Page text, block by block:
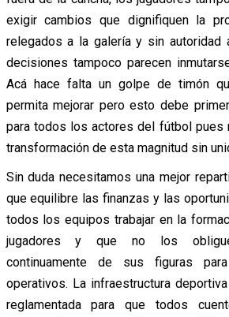
exigir cambios que dignifiquen la
relegados a la galería y sin autoridad
decisiones tampoco parecen
Acá hace falta un golpe de timón
permita mejorar pero esto debe
para todos los actores del fútbol pues
transformación de esta magnitud sin
Sin duda necesitamos una mejor
que equilibre las finanzas y las
todos los equipos trabajar en la
jugadores y que no los
continuamente de sus figuras
operativos. La infraestructura
reglamentada para que todos